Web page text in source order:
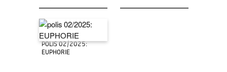
POLIS 02/2025:
EUPHORIE